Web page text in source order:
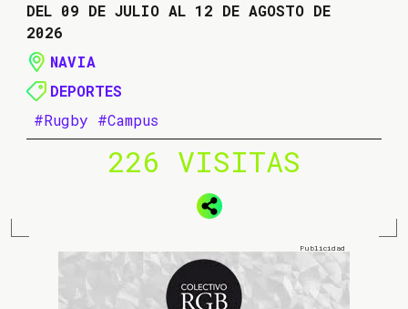
DEL 09 DE JULIO AL 12 DE AGOSTO DE
2026
NAVIA
DEPORTES
#Rugby #Campus
226 VISITAS